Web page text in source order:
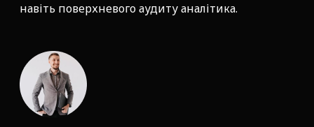
навіть поверхневого аудиту аналітика.